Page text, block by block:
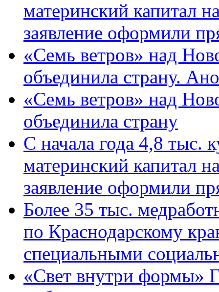
материнский капитал
заявление оформили
«Семь ветров» над
объединила страну.
«Семь ветров» над
объединила страну
С начала года 4,8 тыс.
материнский капитал
заявление оформили
Более 35 тыс.
по Краснодарскому
специальными
«Свет внутри формы»